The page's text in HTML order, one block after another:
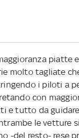
piatte
molto tagliate
i piloti a
con
e tutto da
le vetture
-del resto- rese